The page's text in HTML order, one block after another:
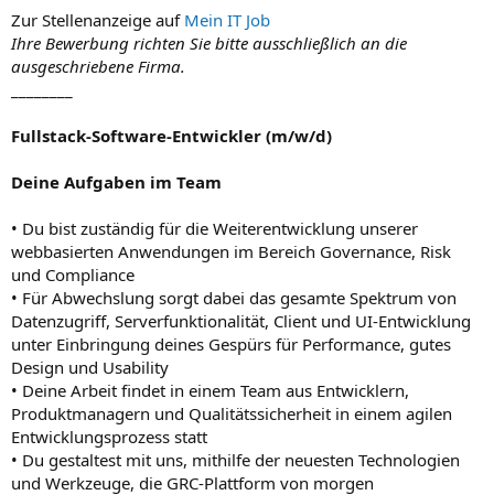
Zur Stellenanzeige auf Mein IT Job
Ihre Bewerbung richten Sie bitte ausschließlich an die
ausgeschriebene Firma.
Fullstack-Software-Entwickler (m/w/d)
Deine Aufgaben im Team
• Du bist zuständig für die Weiterentwicklung unserer
webbasierten Anwendungen im Bereich Governance, Risk
und Compliance
• Für Abwechslung sorgt dabei das gesamte Spektrum von
Datenzugriff, Serverfunktionalität, Client und UI-Entwicklung
unter Einbringung deines Gespürs für Performance, gutes
Design und Usability
• Deine Arbeit findet in einem Team aus Entwicklern,
Produktmanagern und Qualitätssicherheit in einem agilen
Entwicklungsprozess statt
• Du gestaltest mit uns, mithilfe der neuesten Technologien
und Werkzeuge, die GRC-Plattform von morgen